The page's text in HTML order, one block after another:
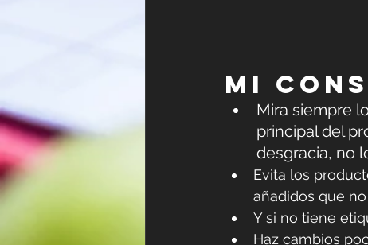
Mi
Mira siempre
principal del
desgracia, no
Evita los
añadidos que
Y si no tiene
Haz cambios